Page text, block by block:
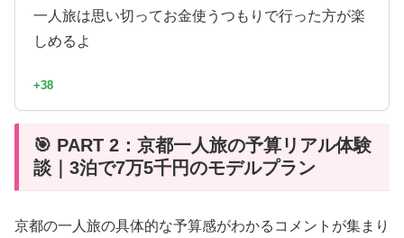
一人旅は思い切ってお金使うつもりで行った方が楽
しめるよ
+38
🎯 PART 2：京都一人旅の予算リアル体験
談｜3泊で7万5千円のモデルプラン
京都の一人旅の具体的な予算感がわかるコメントが集まり